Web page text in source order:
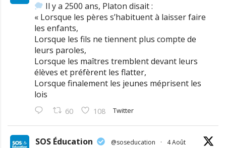
Il y a 2500 ans, Platon disait :
« Lorsque les pères s’habituent à laisser faire
les enfants,
Lorsque les fils ne tiennent plus compte de
leurs paroles,
Lorsque les maîtres tremblent devant leurs
élèves et préfèrent les flatter,
Lorsque finalement les jeunes méprisent les
lois
60 108 Twitter
SOS Éducation @soseducation · 4 Août